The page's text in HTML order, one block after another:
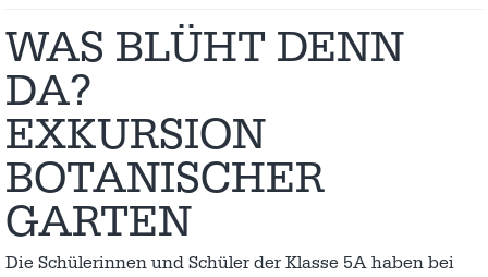
WAS BLÜHT DENN
DA?
EXKURSION
BOTANISCHER
GARTEN
Die Schülerinnen und Schüler der Klasse 5A haben bei